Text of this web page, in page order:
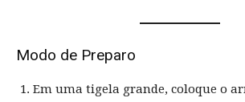
Modo de Preparo
Em uma tigela grande, coloque o